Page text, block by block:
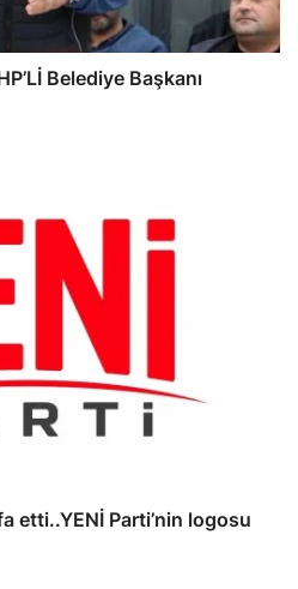
Belediye Başkanı
etti..YENİ Parti’nin logosu